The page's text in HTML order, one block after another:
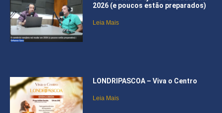
2026 (e poucos estão preparados)
Leia Mais
LONDRIPASCOA – Viva o Centro
Leia Mais